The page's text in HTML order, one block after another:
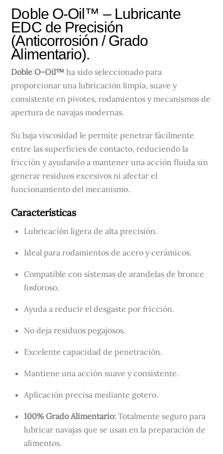
Doble O-Oil™ – Lubricante
EDC de Precisión
(Anticorrosión / Grado
Alimentario).
Doble O-Oil™ ha sido seleccionado para
proporcionar una lubricación limpia, suave y
consistente en pivotes, rodamientos y mecanismos de
apertura de navajas modernas.
Su baja viscosidad le permite penetrar fácilmente
entre las superficies de contacto, reduciendo la
fricción y ayudando a mantener una acción fluida sin
generar residuos excesivos ni afectar el
funcionamiento del mecanismo.
Características
Lubricación ligera de alta precisión.
Ideal para rodamientos de acero y cerámicos.
Compatible con sistemas de arandelas de bronce
fosforoso.
Ayuda a reducir el desgaste por fricción.
No deja residuos pegajosos.
Excelente capacidad de penetración.
Mantiene una acción suave y consistente.
Aplicación precisa mediante gotero.
100% Grado Alimentario: Totalmente seguro para
lubricar navajas que se usan en la preparación de
alimentos.